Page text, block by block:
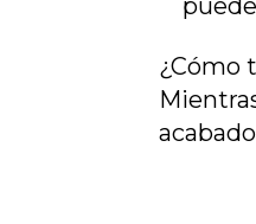
¿Cómo